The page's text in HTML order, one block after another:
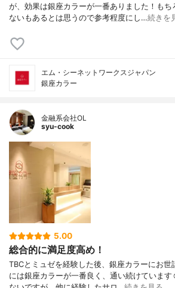
が、効果は銀座カラーが一番ありました！も
ないもあるとは思うので参考程度にし…続きを
エム・シーネットワークスジャパン
銀座カラー
金融系会社OL
syu-cook
5.00
総合的に満足度高め！
TBCとミュゼを経験した後、銀座カラーにお世
には銀座カラーが一番良く、通い続けていま